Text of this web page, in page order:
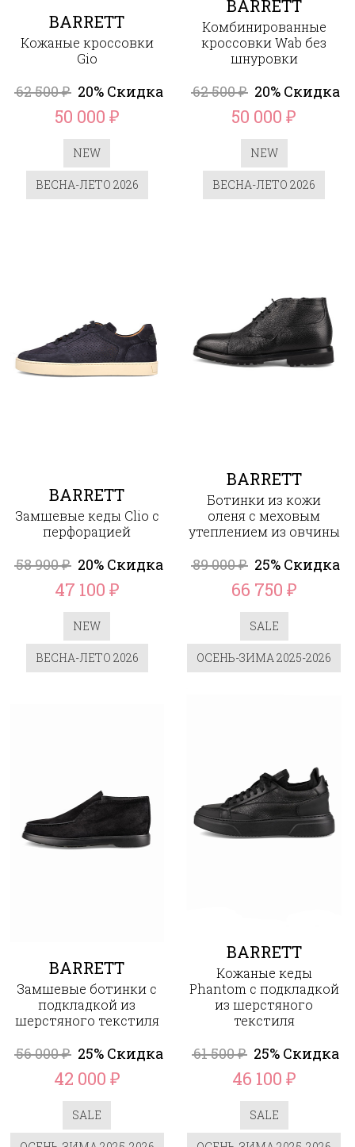
BARRETT
Кожаные кроссовки
Gio
62 500₽ 20% Скидка
50 000 ₽
NEW
ВЕСНА-ЛЕТО 2026
BARRETT
Комбинированные
кроссовки Wab без
шнуровки
62 500₽ 20% Скидка
50 000₽
NEW
ВЕСНА-ЛЕТО 2026
BARRETT
Замшевые кеды Clio c
перфорацией
58 900₽ 20% Скидка
47 100 ₽
NEW
ВЕСНА-ЛЕТО 2026
BARRETT
Ботинки из кожи
оленя с меховым
утеплением из овчины
89 000₽ 25% Скидка
66 750 ₽
SALE
ОСЕНЬ-ЗИМА 2025-2026
BARRETT
Замшевые ботинки с
подкладкой из
шерстяного текстиля
56 000₽ 25% Скидка
42 000 ₽
SALE
BARRETT
Кожаные кеды
Phantom с подкладкой
из шерстяного
текстиля
61 500₽ 25% Скидка
46 100 ₽
SALE